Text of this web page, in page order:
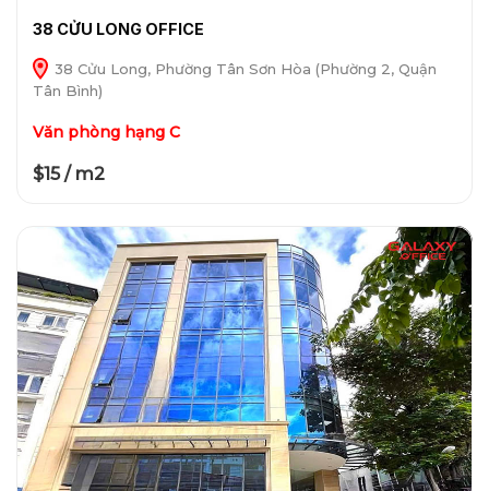
38 CỬU LONG OFFICE
38 Cửu Long, Phường Tân Sơn Hòa (Phường 2, Quận
Tân Bình)
Văn phòng hạng C
$15 / m2